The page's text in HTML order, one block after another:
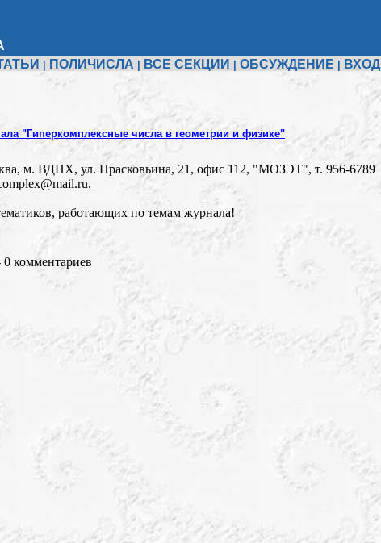
ПОЛИЧИСЛА ВСЕ СЕКЦИИ ОБСУЖДЕНИЕ
ВХОД
"Гиперкомплексные числа в геометрии и физике"
м. ВДНХ, ул. Прасковьина, 21, офис 112, "МОЗЭТ", т. 956-6789
работающих по темам журнала!
0 комментариев